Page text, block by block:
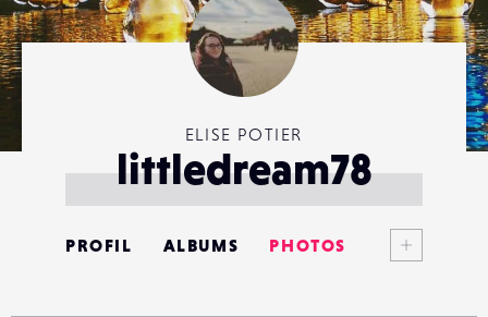
ELISE POTIER
littledream78
PROFIL ALBUMS PHOTOS